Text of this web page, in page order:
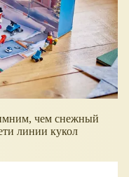
чем снежный
линии кукол